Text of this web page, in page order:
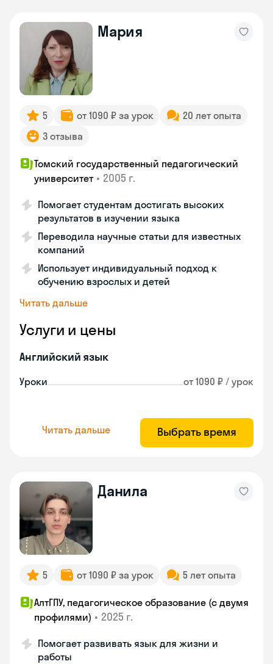
Мария
5 от 1090 ₽ за урок
20 лет опыта
3 отзыва
Томский государственный педагогический
университет • 2005 г.
Помогает студентам достигать высоких
результатов в изучении языка
Переводила научные статьи для известных
компаний
Использует индивидуальный подход к
обучению взрослых и детей
Читать дальше
Услуги и цены
Английский язык
Уроки от 1090 ₽ / урок
Читать дальше Выбрать время
Данила
5 от 1090 ₽ за урок 5 лет опыта
АлтГПУ, педагогическое образование (с двумя
профилями) • 2025 г.
Помогает развивать язык для жизни и
работы